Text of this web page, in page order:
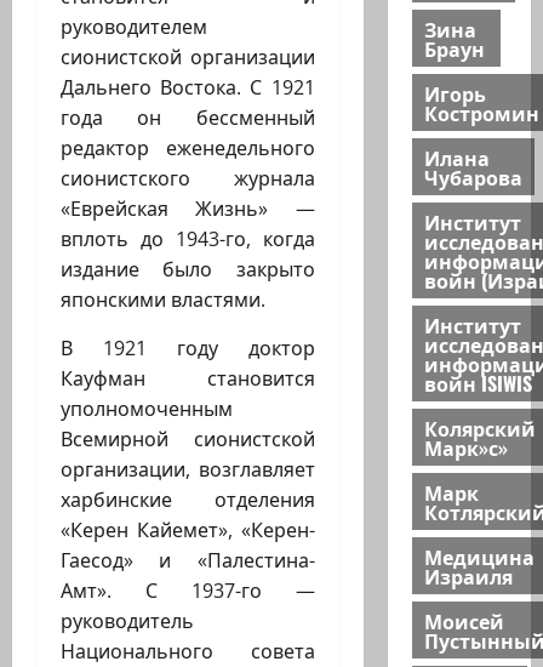
руководителем
сионистской организации
Дальнего Востока. С 1921
года он бессменный
редактор еженедельного
сионистского журнала
«Еврейская Жизнь» —
вплоть до 1943-го, когда
издание было закрыто
японскими властями.
В 1921 году доктор
Кауфман становится
уполномоченным
Всемирной сионистской
организации, возглавляет
харбинские отделения
«Керен Кайемет», «Керен-
Гаесод» и «Палестина-
Амт». С 1937-го —
руководитель
Национального совета
Зина
Браун
Игорь
Костромин
Илана
Чубарова
Институт
войн
Институт
войн ISIWIS
Колярский
Марк»с»
Марк
Медицина
Израиля
Моисей